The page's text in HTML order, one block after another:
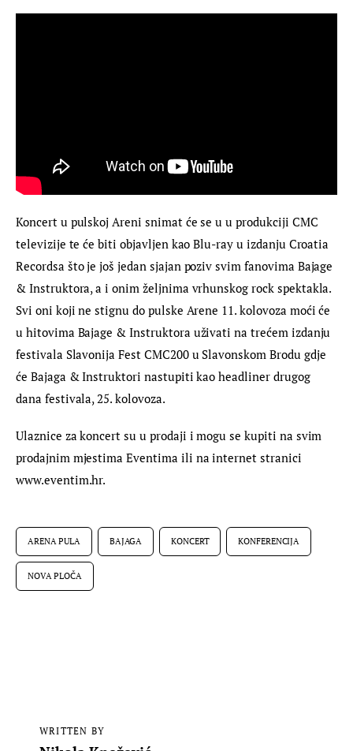
Koncert u pulskoj Areni snimat će se u u produkciji CMC
televizije te će biti objavljen kao Blu-ray u izdanju Croatia
Recordsa što je još jedan sjajan poziv svim fanovima Bajage
& Instruktora, a i onim željnima vrhunskog rock spektakla.
Svi oni koji ne stignu do pulske Arene 11. kolovoza moći će
u hitovima Bajage & Instruktora uživati na trećem izdanju
festivala Slavonija Fest CMC200 u Slavonskom Brodu gdje
će Bajaga & Instruktori nastupiti kao headliner drugog
dana festivala, 25. kolovoza.
Ulaznice za koncert su u prodaji i mogu se kupiti na svim
prodajnim mjestima Eventima ili na internet stranici
www.eventim.hr.
ARENA PULA BAJAGA KONCERT KONFERENCIJA
NOVA PLOČA
WRITTEN BY